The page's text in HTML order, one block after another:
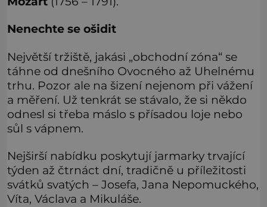
Nenechte se ošidit
Největší tržiště, jakási „obchodní zóna“ se
táhne od dnešního Ovocného až Uhelnému
trhu. Pozor ale na šizení nejenom při vážení
a měření. Už tenkrát se stávalo, že si někdo
odnesl si třeba máslo s přísadou loje nebo
sůl s vápnem.
Nejširší nabídku poskytují jarmarky trvající
týden až čtrnáct dní, tradičně u příležitosti
svátků svatých – Josefa, Jana Nepomuckého,
Víta, Václava a Mikuláše.